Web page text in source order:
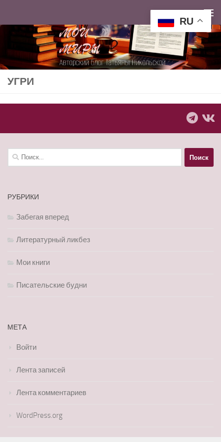
УГРИ
Найти:
РУБРИКИ
Забегая вперед
Литературный ликбез
Мои книги
Писательские будни
МЕТА
Войти
Лента записей
Лента комментариев
WordPress.org
RU